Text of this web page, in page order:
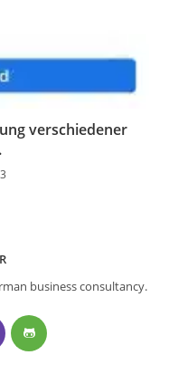
verschiedener
business consultancy.